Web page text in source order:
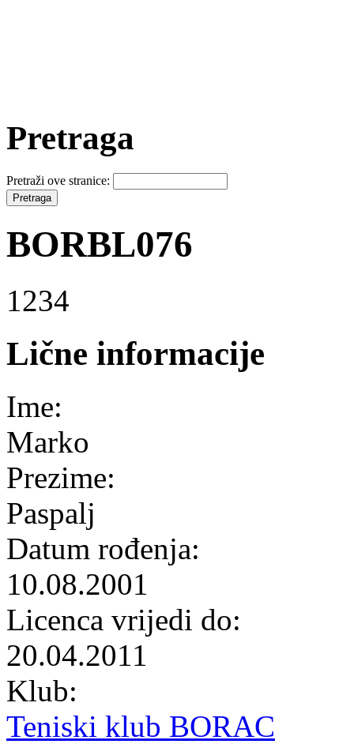
Pretraga
Pretraži ove stranice:
BORBL076
1234
Lične informacije
Ime:
Marko
Prezime:
Paspalj
Datum rođenja:
10.08.2001
Licenca vrijedi do:
20.04.2011
Klub:
Teniski klub BORAC